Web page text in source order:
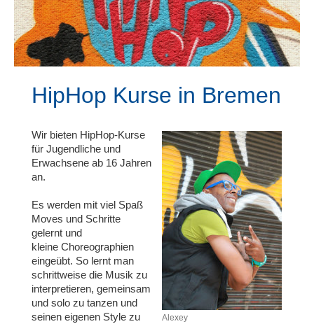
HipHop Kurse in Bremen
Alexey
Wir bieten HipHop-Kurse
für Jugendliche und
Erwachsene ab 16 Jahren
an.
Es werden mit viel Spaß
Moves und Schritte
gelernt und
kleine Choreographien
eingeübt. So lernt man
schrittweise die Musik zu
interpretieren, gemeinsam
und solo zu tanzen und
seinen eigenen Style zu